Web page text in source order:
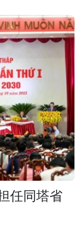
任同塔省